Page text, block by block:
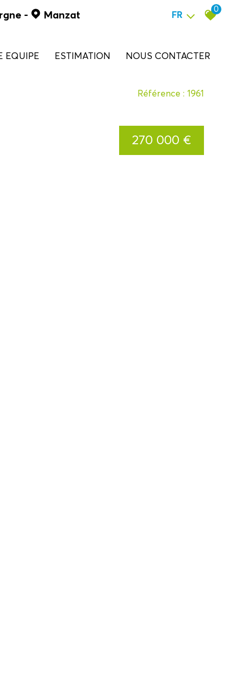
- Manzat FR
0
EQUIPE ESTIMATION NOUS CONTACTER
Référence : 1961
270 000 €